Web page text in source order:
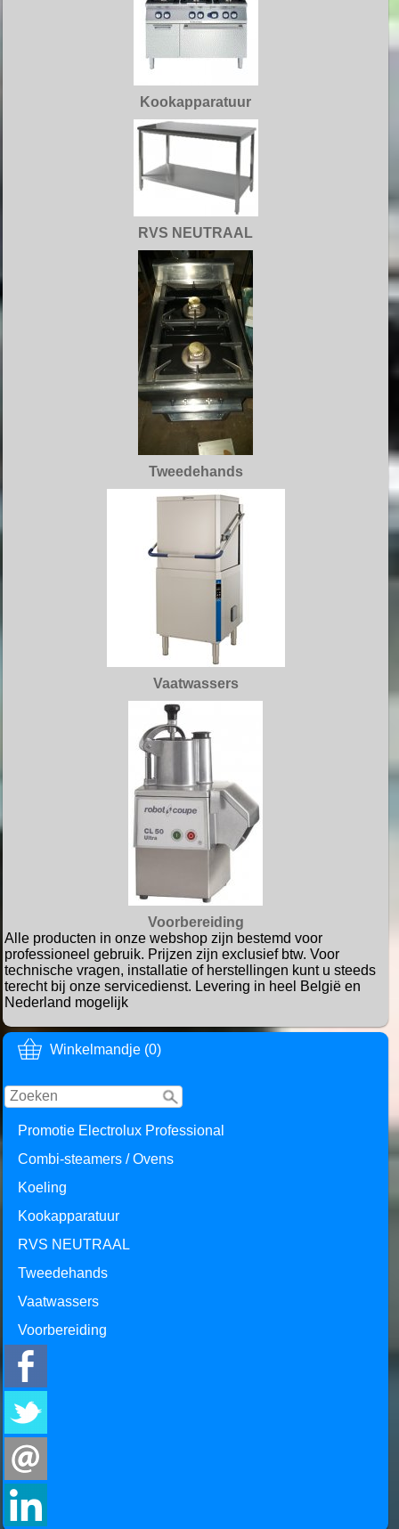
Winkelmandje (0)
Promotie Electrolux Professional
Combi-steamers / Ovens
Koeling
Kookapparatuur
RVS NEUTRAAL
Tweedehands
Vaatwassers
Voorbereiding
Kookapparatuur
RVS NEUTRAAL
Tweedehands
Vaatwassers
Voorbereiding
Alle producten in onze webshop zijn bestemd voor
professioneel gebruik. Prijzen zijn exclusief btw. Voor
technische vragen, installatie of herstellingen kunt u steeds
terecht bij onze servicedienst. Levering in heel België en
Nederland mogelijk